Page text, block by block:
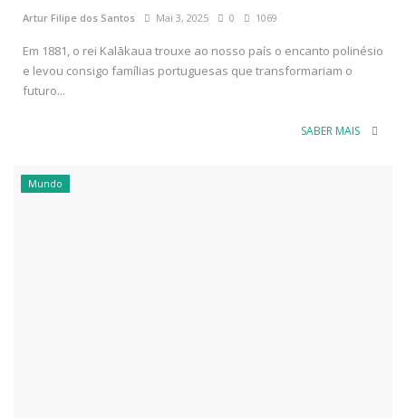
Artur Filipe dos Santos Mai 3, 2025 0 1069
Em 1881, o rei Kalākaua trouxe ao nosso país o encanto polinésio
e levou consigo famílias portuguesas que transformariam o
futuro...
SABER MAIS
Mundo